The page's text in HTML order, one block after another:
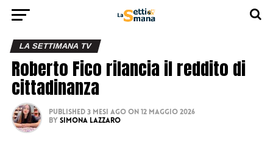
LA SETTIMANA TV
Roberto Fico rilancia il reddito di
cittadinanza
Published 3 mesi ago on 12 Maggio 2026
By Simona Lazzaro